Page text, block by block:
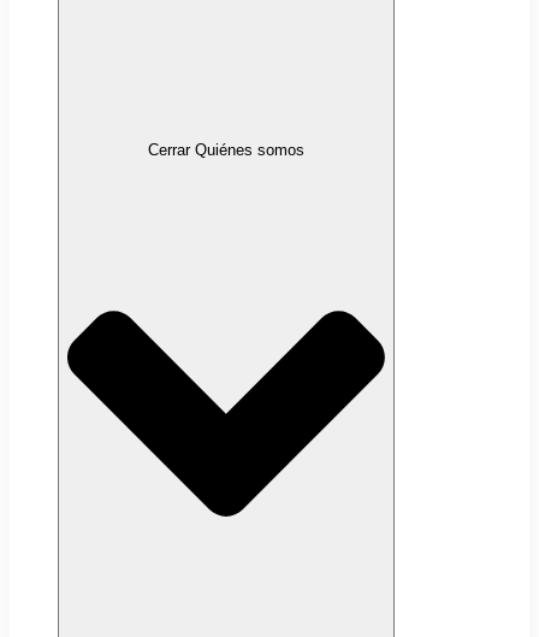
Cerrar Quiénes somos